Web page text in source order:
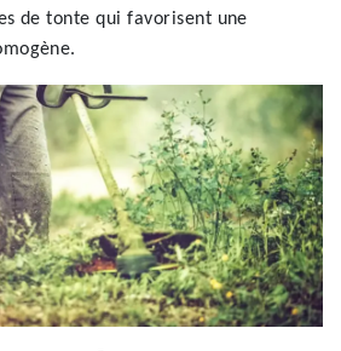
de tonte qui favorisent une